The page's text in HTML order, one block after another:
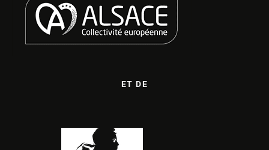
ET DE